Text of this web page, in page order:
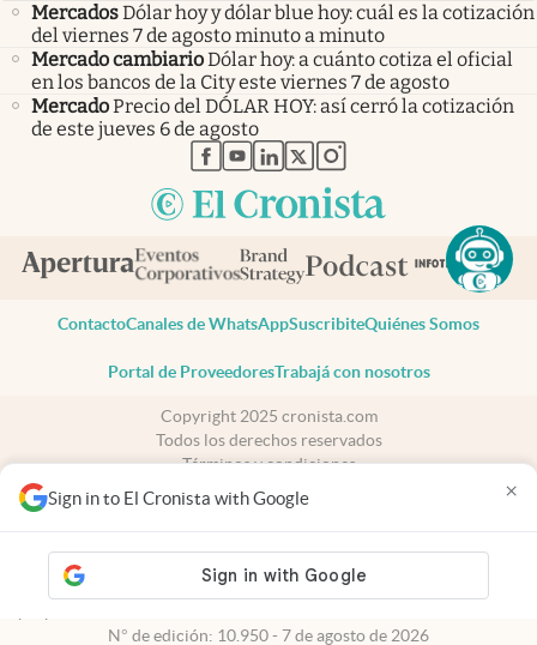
Sign in to El Cronista with Google ×
MercadosDólar hoy y dólar blue hoy: cuál es la cotización
del viernes 7 de agosto minuto a minuto
Mercado cambiarioDólar hoy: a cuánto cotiza el oficial
en los bancos de la City este viernes 7 de agosto
MercadoPrecio del DÓLAR HOY: así cerró la cotización
de este jueves 6 de agosto
abre en nueva pestaña
abre en nueva pestaña
abre en nueva pestaña
abre en nueva pestaña
abre en nueva pestaña
ContactoCanales de WhatsAppSuscribiteQuiénes Somos
Portal de ProveedoresTrabajá con nosotros
Copyright 2025 cronista.com
Todos los derechos reservados
Términos y condiciones
Privacidad
Consentimiento
cronista.com
es propiedad de El Cronista Comercial S.A Registro de
N° de edición: 10.950 - 7 de agosto de 2026